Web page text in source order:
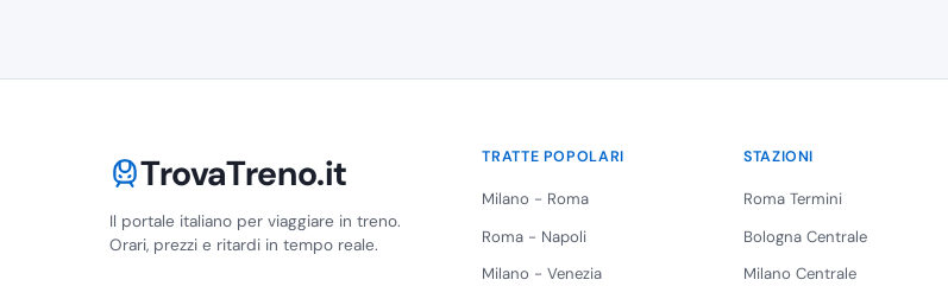
TrovaTreno.it
Il portale italiano per viaggiare in treno.
Orari, prezzi e ritardi in tempo reale.
TRATTE POPOLARI
Milano - Roma
Roma - Napoli
Milano - Venezia
STAZIONI
Roma Termini
Bologna Centrale
Milano Centrale